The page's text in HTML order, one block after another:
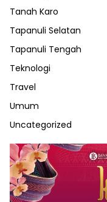
Tanah Karo
Tapanuli Selatan
Tapanuli Tengah
Teknologi
Travel
Umum
Uncategorized